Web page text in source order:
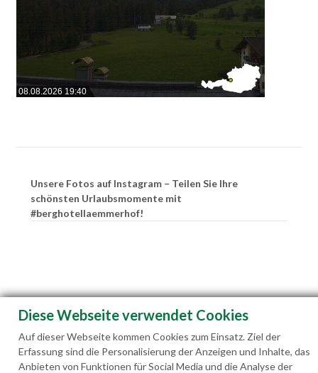
08.08.2026 19:40
Unsere Fotos auf Instagram – Teilen Sie Ihre
schönsten Urlaubsmomente mit
#berghotellaemmerhof!
Diese Webseite verwendet Cookies
Auf dieser Webseite kommen Cookies zum Einsatz. Ziel der
Erfassung sind die Personalisierung der Anzeigen und Inhalte, das
Anbieten von Funktionen für Social Media und die Analyse der